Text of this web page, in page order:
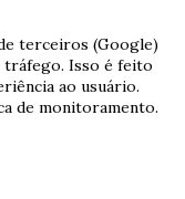
terceiros (Google)
tráfego. Isso é feito
ao usuário.
de monitoramento.